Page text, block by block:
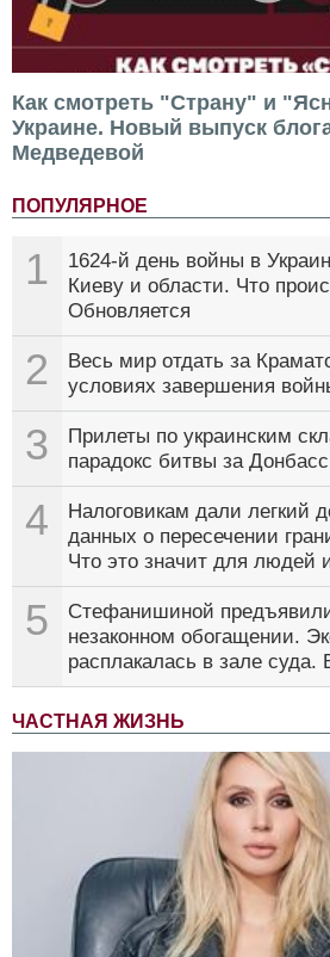
Как смотреть "Страну" и
Украине. Новый выпуск
Медведевой
ПОПУЛЯРНОЕ
1
1624-й день войны в
Киеву и области. Что
Обновляется
2
Весь мир отдать за
условиях завершения
3
Прилеты по украинским
парадокс битвы за
4
Налоговикам дали легкий
данных о пересечении
Что это значит для людей
5
Стефанишиной
незаконном обогащении.
расплакалась в зале суда.
ЧАСТНАЯ ЖИЗНЬ